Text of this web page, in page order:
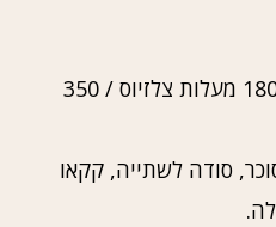
מחממים תנור ל-180 מעלות צלזיוס / 350
סודה לשתייה, קקאו